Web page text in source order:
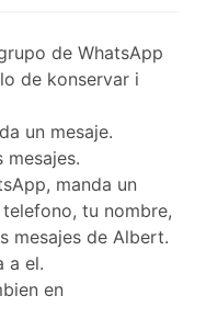
de WhatsApp
de konservar i
un mesaje.
manda un
tu nombre,
mesajes de Albert.
a el.
en